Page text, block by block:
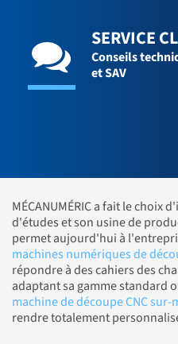
SERVICE
Conseils
et SAV
MÉCANUMÉRIC a fait le choix
d'études et son usine de
permet aujourd'hui à
machines numériques de
répondre à des cahiers des
adaptant sa gamme standard
machine de découpe CNC sur-
rendre totalement